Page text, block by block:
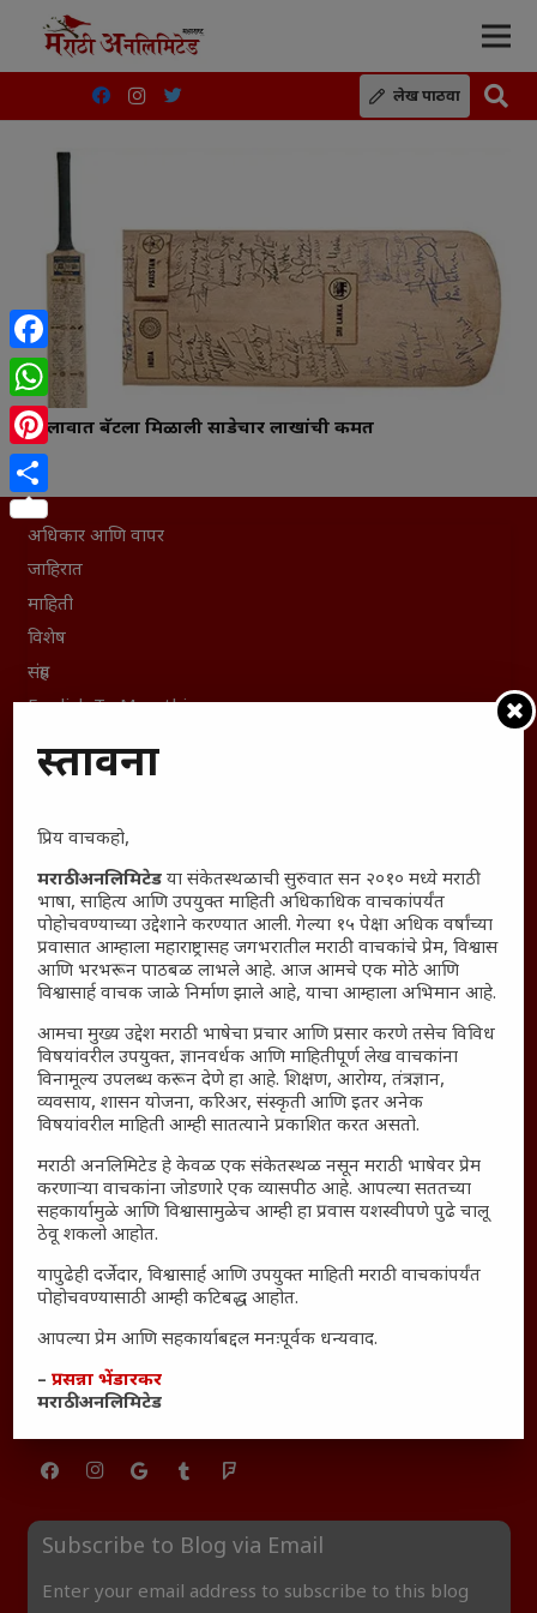
लेख पाठवा
लिलावात बॅटला मिळाली साडेचार लाखांची किंमत
अधिकार आणि वापर
जाहिरात
माहिती
विशेष
संग्रह
English To Marathi
Kruti Dev Unicode
Shop Unlimited
Thought For The Day
सामान्य आजारांवर गावठी उपाय – घरच्या घरी मिळवा प्राथमिक
आराम
आजच्या युगातील तरुण पिढी कुठे हरवली?
महाराष्ट्रातील किल्ल्यांचे महत्त्व : स्वराज्याच्या वैभवशाली इतिहासाचे
साक्षीदार
₹370 ची बिर्याणी” आणि हरवत चाललेली संवेदनशीलता : आजच्या
तरुणांच्या मनात नेमकं काय चाललंय?
यश आणि आत्मविश्वास: स्वप्नांना वास्तवात बदलण्याची शक्ती
महाराष्ट्रातील बदलत्या हवामानाचा शेतीवर वाढता परिणाम:
शेतकऱ्यांसमोरील नवीन आव्हाने आणि संधी
महाराष्ट्र आणि संपूर्ण भारतातील शेतकऱ्यांना मान्सूनचे महत्त्व
‘कॉकरोच जनता पार्टी’ची वेबसाईट अचानक डाउन; सोशल
मीडियावर चर्चांना उधाण
सार्वजनिक नोंद: पेमेंट डिफॉल्ट प्रकरण – Kris Ankem [FFME]
धावपळीच्या जीवनात शांततेचा शोध – Meditation का आवश्यक
आहे?
Subscribe to Blog via Email
Enter your email address to subscribe to this blog
Facebook
WhatsApp
Pinterest
Share
प्रस्तावना
प्रिय वाचकहो,
मराठी अनलिमिटेड या संकेतस्थळाची सुरुवात सन २०१० मध्ये मराठी
भाषा, साहित्य आणि उपयुक्त माहिती अधिकाधिक वाचकांपर्यंत
पोहोचवण्याच्या उद्देशाने करण्यात आली. गेल्या १५ पेक्षा अधिक वर्षांच्या
प्रवासात आम्हाला महाराष्ट्रासह जगभरातील मराठी वाचकांचे प्रेम, विश्वास
आणि भरभरून पाठबळ लाभले आहे. आज आमचे एक मोठे आणि
विश्वासार्ह वाचक जाळे निर्माण झाले आहे, याचा आम्हाला अभिमान आहे.
आमचा मुख्य उद्देश मराठी भाषेचा प्रचार आणि प्रसार करणे तसेच विविध
विषयांवरील उपयुक्त, ज्ञानवर्धक आणि माहितीपूर्ण लेख वाचकांना
विनामूल्य उपलब्ध करून देणे हा आहे. शिक्षण, आरोग्य, तंत्रज्ञान,
व्यवसाय, शासन योजना, करिअर, संस्कृती आणि इतर अनेक
विषयांवरील माहिती आम्ही सातत्याने प्रकाशित करत असतो.
मराठी अनलिमिटेड हे केवळ एक संकेतस्थळ नसून मराठी भाषेवर प्रेम
करणाऱ्या वाचकांना जोडणारे एक व्यासपीठ आहे. आपल्या सततच्या
सहकार्यामुळे आणि विश्वासामुळेच आम्ही हा प्रवास यशस्वीपणे पुढे चालू
ठेवू शकलो आहोत.
यापुढेही दर्जेदार, विश्वासार्ह आणि उपयुक्त माहिती मराठी वाचकांपर्यंत
पोहोचवण्यासाठी आम्ही कटिबद्ध आहोत.
आपल्या प्रेम आणि सहकार्याबद्दल मनःपूर्वक धन्यवाद.
–प्रसन्ना भेंडारकर
मराठी अनलिमिटेड